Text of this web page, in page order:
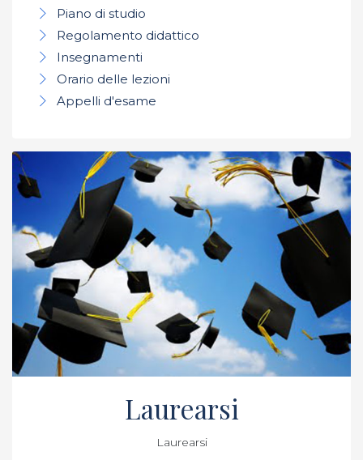
Piano di studio
Regolamento didattico
Insegnamenti
Orario delle lezioni
Appelli d'esame
Laurearsi
Laurearsi